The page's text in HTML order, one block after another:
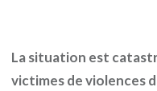
La situation est
victimes de violences